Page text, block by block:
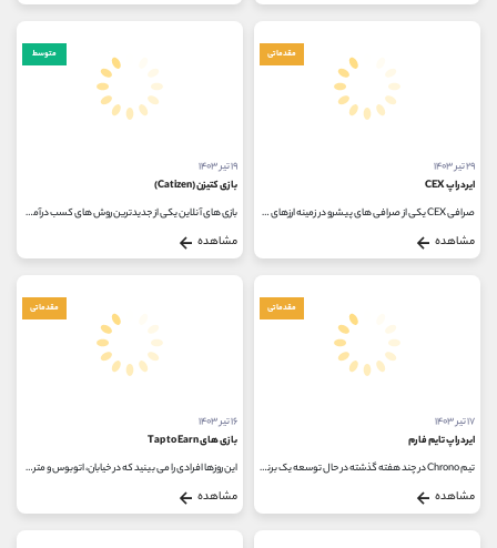
مقدماتی
۲۹ تیر ۱۴۰۳
ایردراپ CEX
صرافی CEX یکی از صرافی های پیشرو در زمینه ارزهای دیجیتال است که اخیرا از طریق تلگرام، ایردراپ CEX را برای کاربران خود...
مشاهده
متوسط
۱۹ تیر ۱۴۰۳
بازی کتیزن (Catizen)
بازی های آنلاین یکی از جدیدترین روش های کسب درآمد از بازار ارز دیجیتال محسوب می شود. در این میان پلتفرم تلگرام به عرصه ای تبدیل...
مشاهده
مقدماتی
۱۷ تیر ۱۴۰۳
ایردراپ تایم فارم
تیم Chrono در چند هفته گذشته در حال توسعه یک برنامه جدید سرگرم کننده و هیجان انگیز به نام ایردراپ تایم فارم (Time Farm) بوده است...
مشاهده
مقدماتی
۱۶ تیر ۱۴۰۳
بازی ‌های Tap to Earn
این روزها افرادی را می بینید که در خیابان، اتوبوس و مترو به گوشی خود ضربه می زنند. این افراد به دنبال کسب درآمد با نصب بهترین بازی...
مشاهده